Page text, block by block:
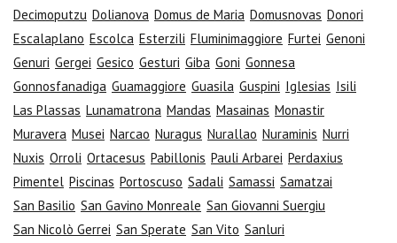
Decimoputzu Dolianova Domus de Maria Domusnovas Donori
Escalaplano Escolca Esterzili Fluminimaggiore Furtei Genoni
Genuri Gergei Gesico Gesturi Giba Goni Gonnesa
Gonnosfanadiga Guamaggiore Guasila Guspini Iglesias Isili
Las Plassas Lunamatrona Mandas Masainas Monastir
Muravera Musei Narcao Nuragus Nurallao Nuraminis Nurri
Nuxis Orroli Ortacesus Pabillonis Pauli Arbarei Perdaxius
Pimentel Piscinas Portoscuso Sadali Samassi Samatzai
San Basilio San Gavino Monreale San Giovanni Suergiu
San Nicolò Gerrei San Sperate San Vito Sanluri